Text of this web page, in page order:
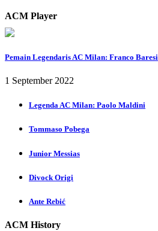
ACM Player
Pemain Legendaris AC Milan: Franco Baresi
1 September 2022
Legenda AC Milan: Paolo Maldini
Tommaso Pobega
Junior Messias
Divock Origi
Ante Rebić
ACM History